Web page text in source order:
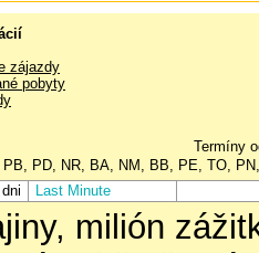
zájazdy
pobyty
Termíny
PD, NR, BA, NM, BB, PE, TO,
Last Minute
milión